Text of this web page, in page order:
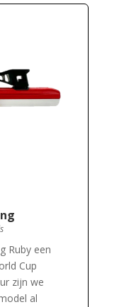
Ruby een
Cup
zijn we
al